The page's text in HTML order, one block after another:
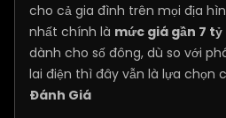
cho cả gia đình trên mọi địa
nhất chính là mức giá gần 7
dành cho số đông, dù so với
lai điện thì đây vẫn là lựa chọn
Đánh Giá